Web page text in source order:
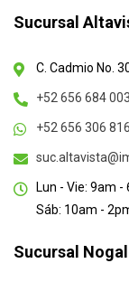
Sucursal
C. Cadmio No.
+52 656 684
+52 656 306
Lun - Vie: 9am -
Sáb: 10am -
Sucursal